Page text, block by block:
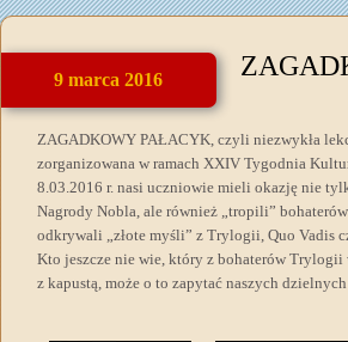
9 marca 2016
ZAGADKOWY PAŁACYK, czyli niezwykła
zorganizowana w ramach XXIV Tygodnia
8.03.2016 r. nasi uczniowie mieli okazję nie
Nagrody Nobla, ale również „tropili”
odkrywali „złote myśli” z Trylogii, Quo Vadis
Kto jeszcze nie wie, który z bohaterów Trylogii
z kapustą, może o to zapytać naszych